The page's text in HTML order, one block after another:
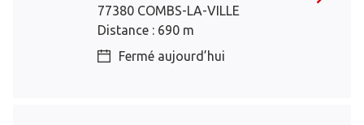
77380 COMBS-LA-VILLE
Distance : 690 m
Fermé aujourd’hui